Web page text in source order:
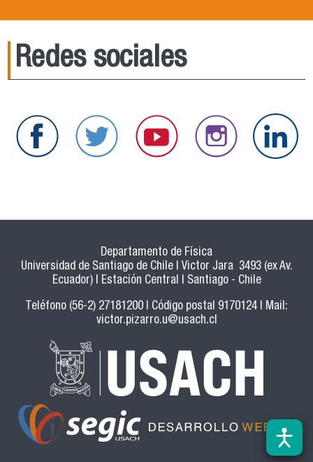
Redes sociales
Departamento de Física
Universidad de Santiago de Chile | Victor Jara 3493 (ex Av.
Ecuador) | Estación Central | Santiago - Chile
Teléfono (56-2) 27181200 | Código postal 9170124 | Mail:
victor.pizarro.u@usach.cl